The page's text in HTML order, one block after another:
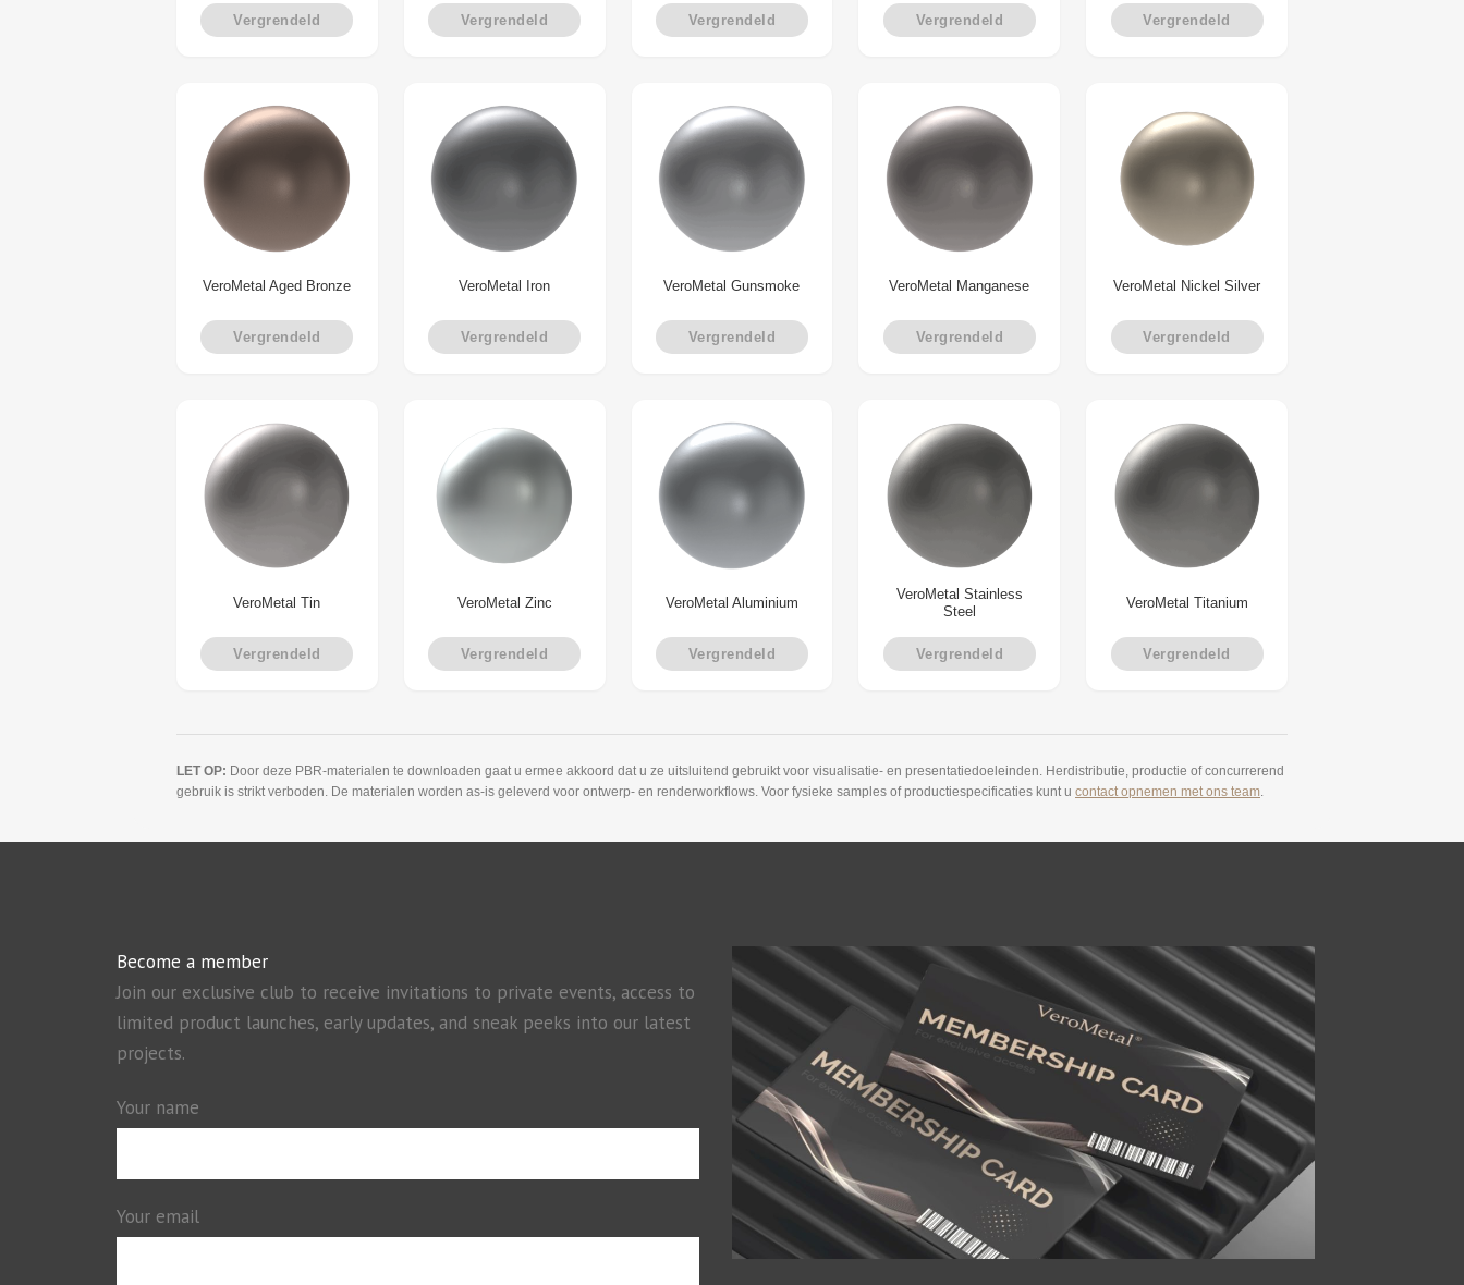
Vergrendeld Vergrendeld Vergrendeld Vergrendeld Vergrendeld
VeroMetal Aged Bronze
Vergrendeld
VeroMetal Iron
Vergrendeld
VeroMetal Gunsmoke
Vergrendeld
VeroMetal Manganese
Vergrendeld
VeroMetal Nickel Silver
Vergrendeld
VeroMetal Tin
Vergrendeld
VeroMetal Zinc
Vergrendeld
VeroMetal Aluminium
Vergrendeld
VeroMetal Stainless
Steel
Vergrendeld
VeroMetal Titanium
Vergrendeld
LET OP: Door deze PBR-materialen te downloaden gaat u ermee akkoord dat u ze uitsluitend gebruikt voor visualisatie- en presentatiedoeleinden. Herdistributie, productie of concurrerend
gebruik is strikt verboden. De materialen worden as-is geleverd voor ontwerp- en renderworkflows. Voor fysieke samples of productiespecificaties kunt u contact opnemen met ons team.
Become a member
Join our exclusive club to receive invitations to private events, access to
limited product launches, early updates, and sneak peeks into our latest
projects.
Your name
Your email